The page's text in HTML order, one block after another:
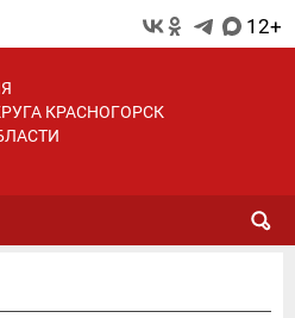
12+
КРАСНОГОРСК